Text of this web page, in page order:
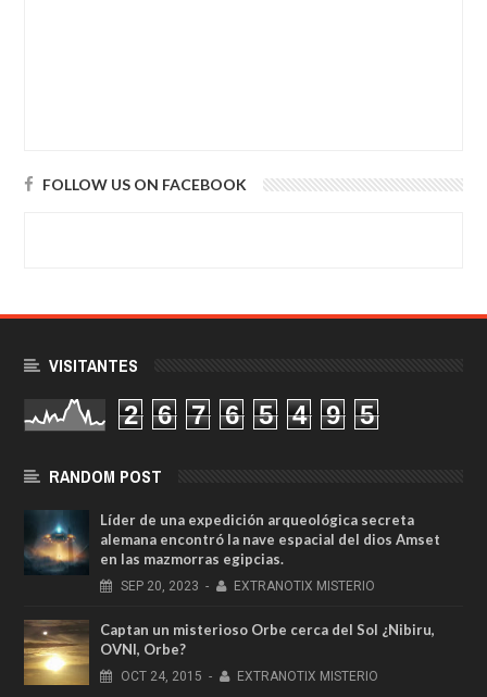
FOLLOW US ON FACEBOOK
VISITANTES
2 6 7 6 5 4 9 5
RANDOM POST
Líder de una expedición arqueológica secreta
alemana encontró la nave espacial del dios Amset
en las mazmorras egipcias.
SEP 20, 2023 - EXTRANOTIX MISTERIO
Captan un misterioso Orbe cerca del Sol ¿Nibiru,
OVNI, Orbe?
OCT 24, 2015 - EXTRANOTIX MISTERIO